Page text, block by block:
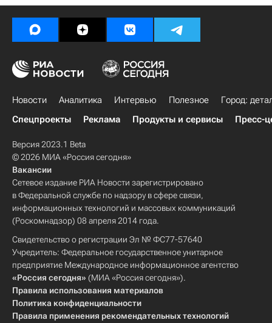
Новости Аналитика Интервью Полезное
Город:
Спецпроекты
Реклама Продукты и сервисы Пресс-
Версия 2023.1 Beta
© 2026 МИА «Россия сегодня»
Вакансии
Сетевое издание РИА Новости зарегистрировано
в Федеральной службе по надзору в сфере связи,
информационных технологий и массовых коммуникаций
(Роскомнадзор) 08 апреля 2014 года.
Свидетельство о регистрации Эл № ФС77-57640
Учредитель: Федеральное государственное унитарное
предприятие Международное информационное агентство
«Россия сегодня» (МИА «Россия сегодня»).
Правила использования материалов
Политика конфиденциальности
Правила применения рекомендательных технологий